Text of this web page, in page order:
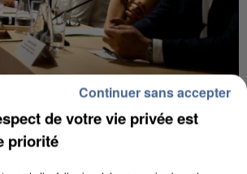
DE-FRANCE LANCE UN ÉLAN
AVEC LES...
de votre vie privée est
priorité
Continuer sans accepter